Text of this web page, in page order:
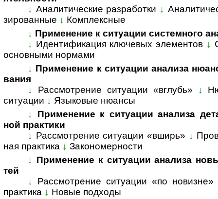
↓ Аналитические разработки ↓
зи­ро­ван­ные ↓ Комп­лекс­ные
↓ Применение к ситуации системного
↓ Идентификация ключевых элементов ↓
ос­нов­ны­ми нор­мами
↓ Применение к ситуации анализа
ва­ния
↓
Рассмотрение ситуации «вглубь» ↓
ситуации ↓ Языковые нюансы
↓
Применение к ситуации анализа
ной прак­тики
↓ Рассмотрение ситуации «вширь» ↓
ная прак­ти­ка ↓ За­ко­но­мер­нос­ти
↓ Применение к ситуации анализа
тей
↓
Рассмотрение ситуации «по новизне»
прак­тика ↓ Но­вые под­ходы